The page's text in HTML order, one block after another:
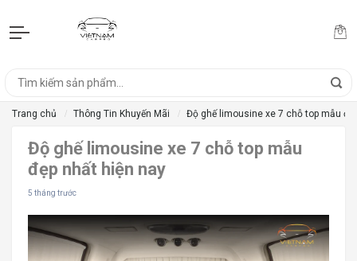
Trang chủ Thông Tin Khuyến Mãi Độ ghế limousine xe 7 chỗ top mẫu
Độ ghế limousine xe 7 chỗ top mẫu
đẹp nhất hiện nay
5 tháng trước